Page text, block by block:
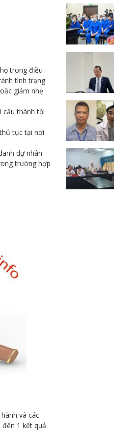
trong điều
tình trạng
giảm nhẹ
cấu thành tội
tục tại nơi
dự nhân
trường hợp
và các
1 kết quả